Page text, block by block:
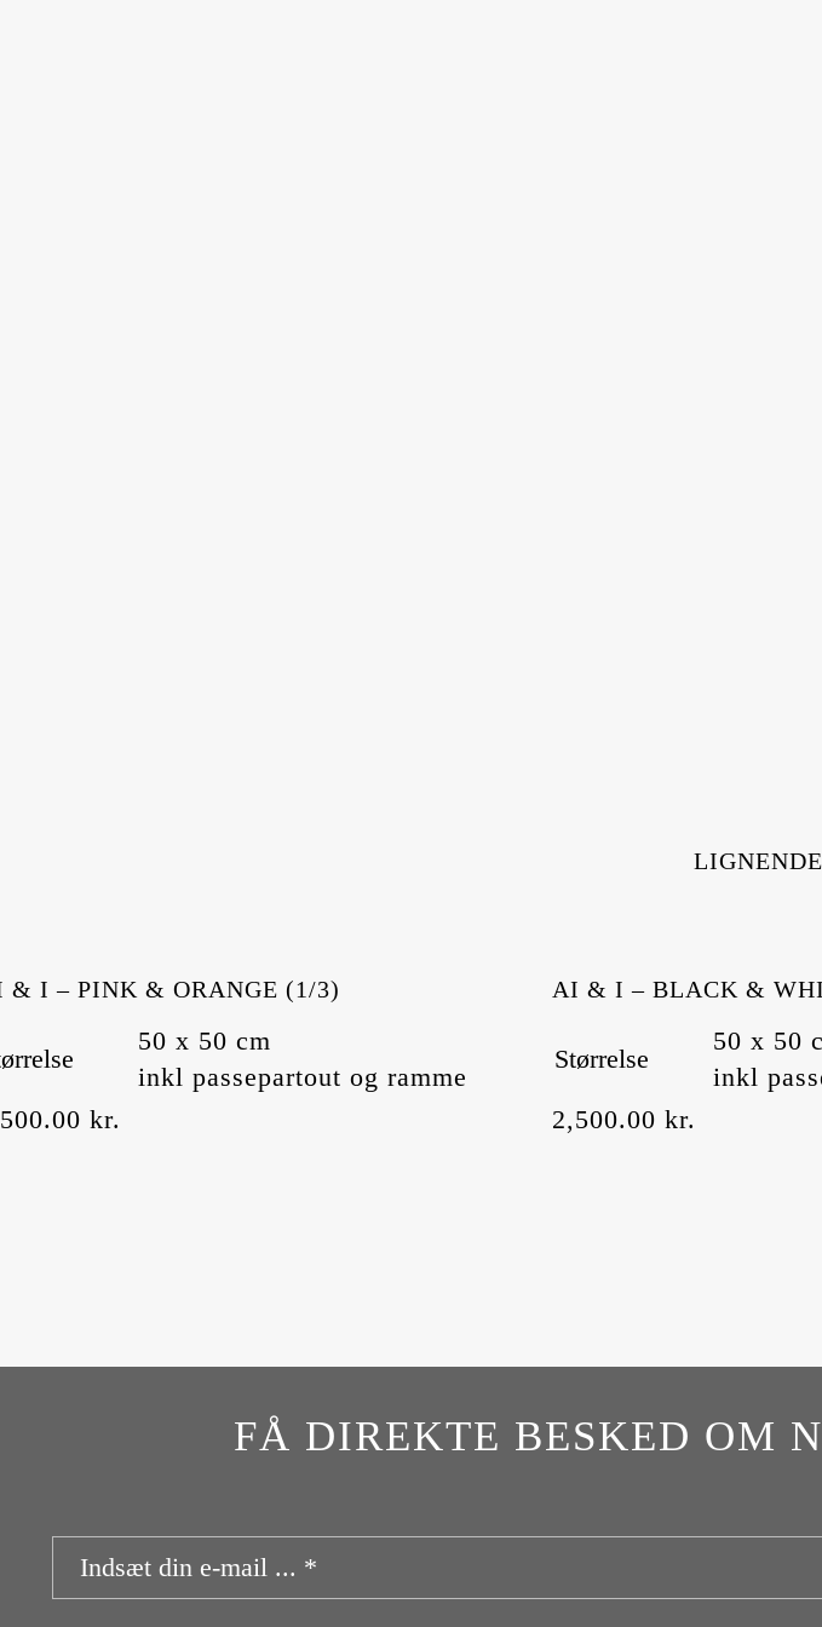
& I – PINK & ORANGE (1/3)
50 x 50 cm
inkl passepartout og ramme
kr.
AI & I – BLACK &
Størrelse
50 x 50
inkl
2,500.00kr.
FÅ DIREKTE BESKED OM